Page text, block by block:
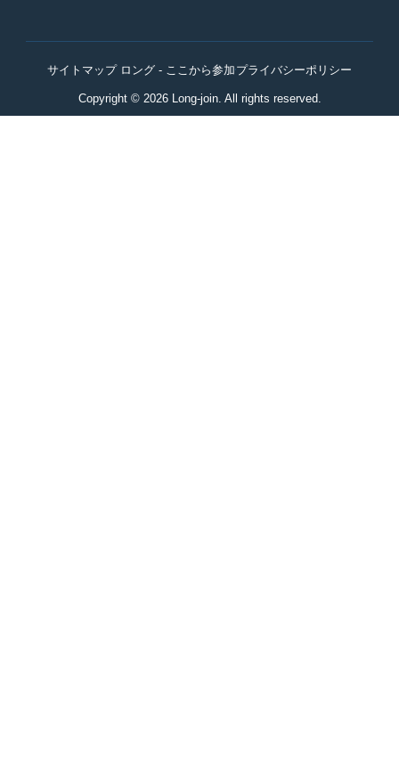
サイトマップ ロング - ここから参加 プライバシーポリシー
Copyright © 2026 Long-join. All rights reserved.